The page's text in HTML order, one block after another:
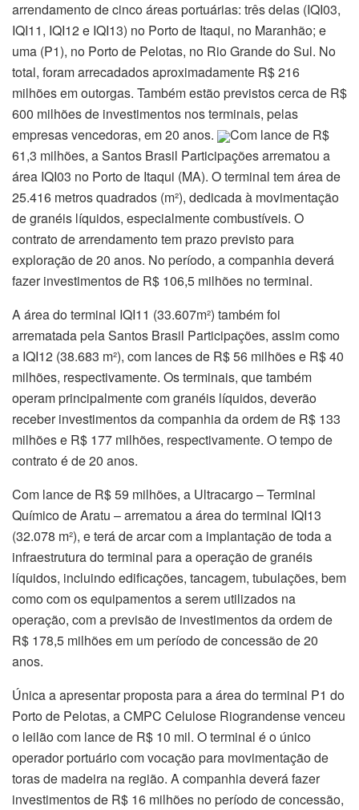
arrendamento de cinco áreas portuárias: três delas (IQI03,
IQI11, IQI12 e IQI13) no Porto de Itaqui, no Maranhão; e
uma (P1), no Porto de Pelotas, no Rio Grande do Sul. No
total, foram arrecadados aproximadamente R$ 216
milhões em outorgas. Também estão previstos cerca de R$
600 milhões de investimentos nos terminais, pelas
empresas vencedoras, em 20 anos.
Com lance de R$
61,3 milhões, a Santos Brasil Participações arrematou a
área IQI03 no Porto de Itaqui (MA). O terminal tem área de
25.416 metros quadrados (m²), dedicada à movimentação
de granéis líquidos, especialmente combustíveis. O
contrato de arrendamento tem prazo previsto para
exploração de 20 anos. No período, a companhia deverá
fazer investimentos de R$ 106,5 milhões no terminal.
A área do terminal IQI11 (33.607m²) também foi
arrematada pela Santos Brasil Participações, assim como
a IQI12 (38.683 m²), com lances de R$ 56 milhões e R$ 40
milhões, respectivamente. Os terminais, que também
operam principalmente com granéis líquidos, deverão
receber investimentos da companhia da ordem de R$ 133
milhões e R$ 177 milhões, respectivamente. O tempo de
contrato é de 20 anos.
Com lance de R$ 59 milhões, a Ultracargo – Terminal
Químico de Aratu – arrematou a área do terminal IQI13
(32.078 m²), e terá de arcar com a implantação de toda a
infraestrutura do terminal para a operação de granéis
líquidos, incluindo edificações, tancagem, tubulações, bem
como com os equipamentos a serem utilizados na
operação, com a previsão de investimentos da ordem de
R$ 178,5 milhões em um período de concessão de 20
anos.
Única a apresentar proposta para a área do terminal P1 do
Porto de Pelotas, a CMPC Celulose Riograndense venceu
o leilão com lance de R$ 10 mil. O terminal é o único
operador portuário com vocação para movimentação de
toras de madeira na região. A companhia deverá fazer
investimentos de R$ 16 milhões no período de concessão,